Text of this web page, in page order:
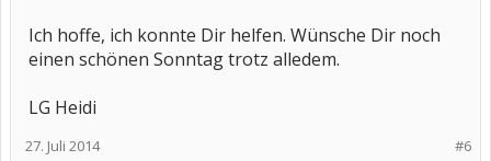
Ich hoffe, ich konnte Dir helfen. Wünsche Dir noch
einen schönen Sonntag trotz alledem.
LG Heidi
#6
27. Juli 2014